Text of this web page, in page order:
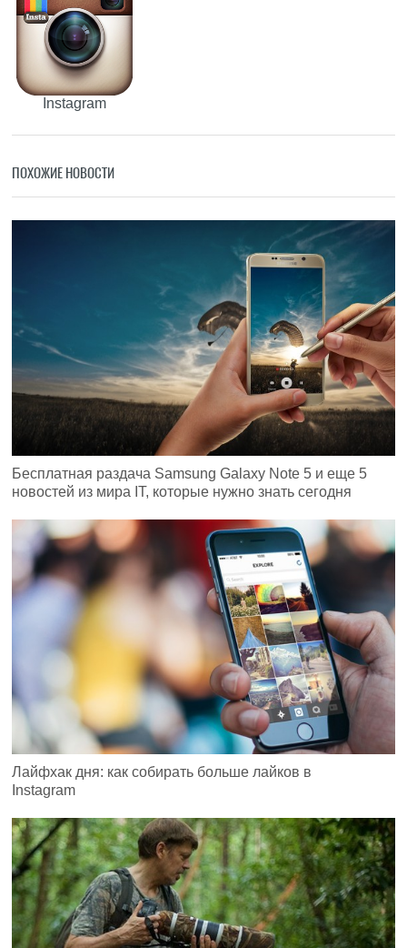
Instagram
ПОХОЖИЕ НОВОСТИ
Бесплатная раздача Samsung Galaxy Note 5 и еще 5
новостей из мира IT, которые нужно знать сегодня
Лайфхак дня: как собирать больше лайков в
Instagram